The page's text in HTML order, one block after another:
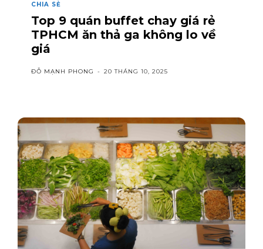
CHIA SẺ
Top 9 quán buffet chay giá rẻ
TPHCM ăn thả ga không lo về
giá
ĐỖ MẠNH PHONG - 20 THÁNG 10, 2025